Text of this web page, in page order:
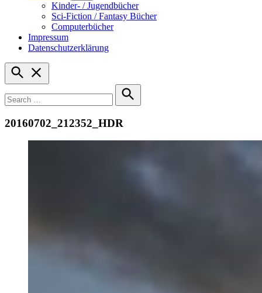
Kinder- / Jugendbücher
Sci-Fiction / Fantasy Bücher
Computerbücher
Impressum
Datenschutzerklärung
Open
Search
for:
Search
20160702_212352_HDR